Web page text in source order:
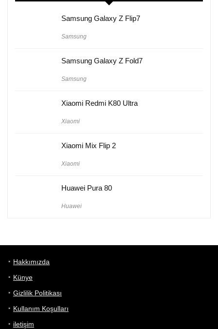
Samsung Galaxy Z Flip7
Samsung
Samsung Galaxy Z Fold7
Samsung
Xiaomi Redmi K80 Ultra
Xiaomi
Xiaomi Mix Flip 2
Xiaomi
Huawei Pura 80
Huawei
Hakkımızda
Künye
Gizlilik Politikası
Kullanım Koşulları
iletişim